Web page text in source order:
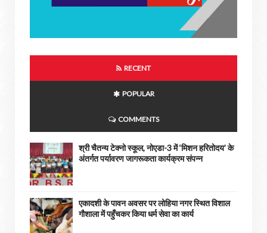
RECENT
POPULAR
COMMENTS
श्री चैतन्य टेक्नो स्कूल, नोएडा-3 में ‘मिशन हरितोदय’ के
अंतर्गत पर्यावरण जागरूकता कार्यक्रम संपन्न
एकादशी के पावन अवसर पर लोहिया नगर स्थित विशाल
गौशाला में पहुँचकर किया धर्म सेवा का कार्य